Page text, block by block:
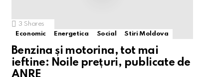
3 Shares
Economic
Energetica Social Stiri Moldova
Benzina și motorina, tot mai
ieftine: Noile prețuri, publicate de
ANRE